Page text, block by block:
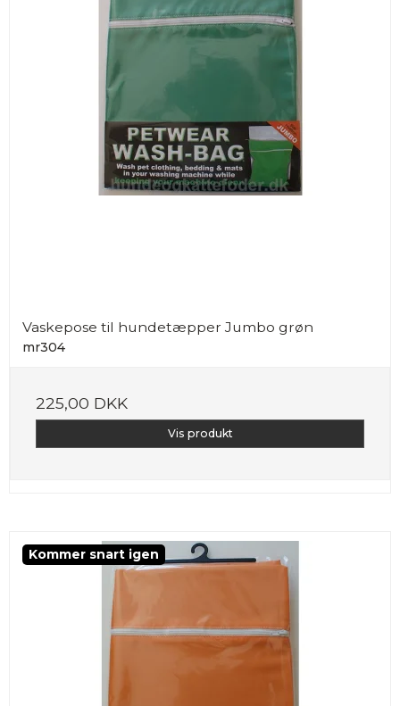
Vaskepose til hundetæpper Jumbo grøn
mr304
225,00 DKK
Vis produkt
Kommer snart igen